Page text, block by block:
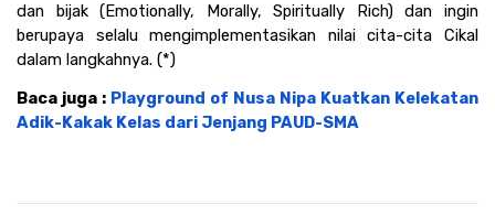
dan bijak (Emotionally, Morally, Spiritually Rich) dan ingin
berupaya selalu mengimplementasikan nilai cita-cita Cikal
dalam langkahnya. (*)
Baca juga : Playground of Nusa Nipa Kuatkan Kelekatan
Adik-Kakak Kelas dari Jenjang PAUD-SMA